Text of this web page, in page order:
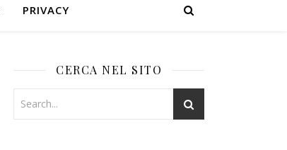
PRIVACY
CERCA NEL SITO